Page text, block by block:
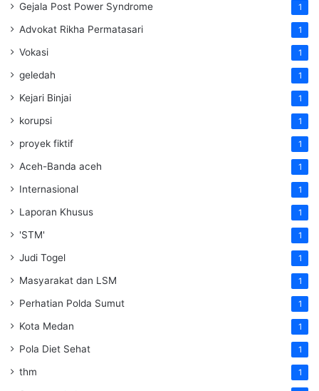
Gejala Post Power Syndrome 1
Advokat Rikha Permatasari 1
Vokasi 1
geledah 1
Kejari Binjai 1
korupsi 1
proyek fiktif 1
Aceh-Banda aceh 1
Internasional 1
Laporan Khusus 1
'STM' 1
Judi Togel 1
Masyarakat dan LSM 1
Perhatian Polda Sumut 1
Kota Medan 1
Pola Diet Sehat 1
thm 1